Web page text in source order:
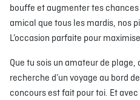
bouffe et augmenter tes
amical que tous les mardis, nos
L’occasion parfaite pour
Que tu sois un amateur de
recherche d’un voyage au bord
concours est fait pour toi. Et